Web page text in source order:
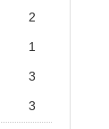
2
1
3
3